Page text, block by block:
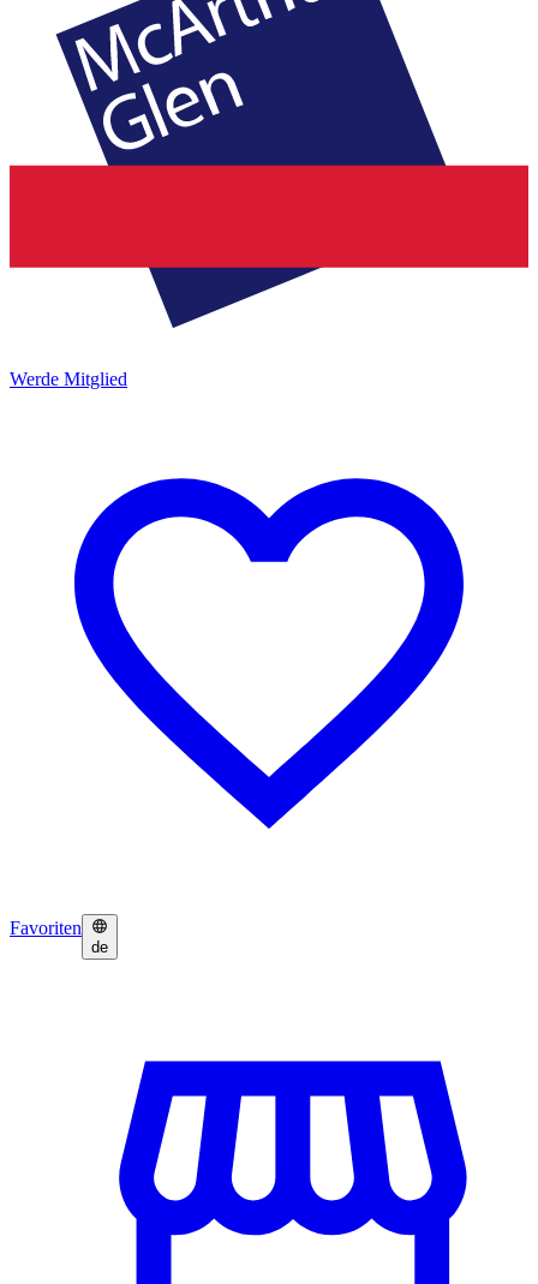
Werde Mitglied
Favoriten
de